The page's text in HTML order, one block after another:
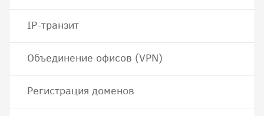
IP-транзит
Объединение офисов (VPN)
Регистрация доменов